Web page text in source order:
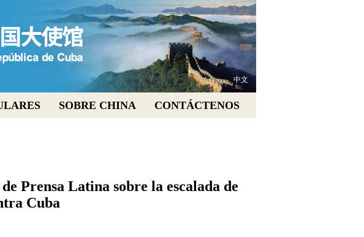
中文
SOBRE CHINA CONTÁCTENOS
Prensa Latina sobre la escalada de
Cuba